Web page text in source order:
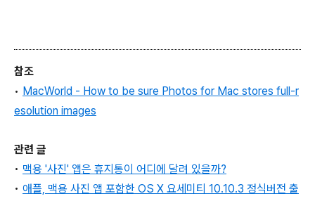
참조
• MacWorld - How to be sure Photos for Mac stores full-r
esolution images
관련 글
• 맥용 '사진' 앱은 휴지통이 어디에 달려 있을까?
• 애플, 맥용 사진 앱 포함한 OS X 요세미티 10.10.3 정식버전 출